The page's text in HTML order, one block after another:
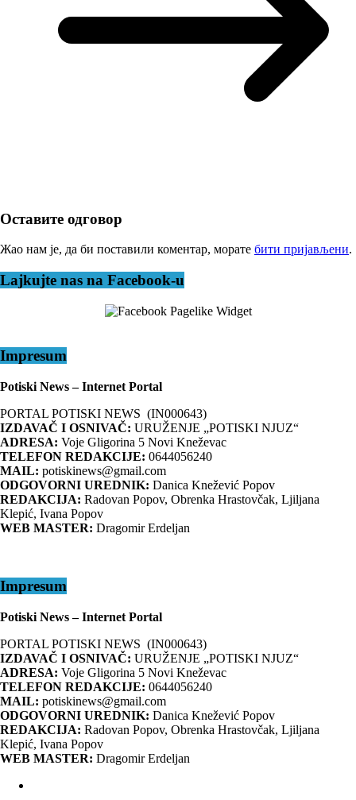
Оставите одговор
Жао нам је, да би поставили коментар, морате бити пријављени.
Lajkujte nas na Facebook-u
Impresum
Potiski News – Internet Portal
PORTAL POTISKI NEWS (IN000643)
IZDAVAČ I OSNIVAČ: URUŽENJE „POTISKI NJUZ“
ADRESA: Voje Gligorina 5 Novi Kneževac
TELEFON REDAKCIJE: 0644056240
MAIL: potiskinews@gmail.com
ODGOVORNI UREDNIK: Danica Knežević Popov
REDAKCIJA: Radovan Popov, Obrenka Hrastovčak, Ljiljana
Klepić, Ivana Popov
WEB MASTER: Dragomir Erdeljan
Impresum
Potiski News – Internet Portal
PORTAL POTISKI NEWS (IN000643)
IZDAVAČ I OSNIVAČ: URUŽENJE „POTISKI NJUZ“
ADRESA: Voje Gligorina 5 Novi Kneževac
TELEFON REDAKCIJE: 0644056240
MAIL: potiskinews@gmail.com
ODGOVORNI UREDNIK: Danica Knežević Popov
REDAKCIJA: Radovan Popov, Obrenka Hrastovčak, Ljiljana
Klepić, Ivana Popov
WEB MASTER: Dragomir Erdeljan